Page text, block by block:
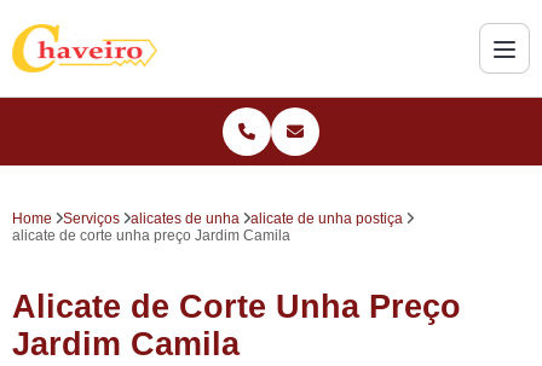
Home Serviços alicates de unha
alicate de unha postiça
alicate de corte unha preço Jardim Camila
Alicate de Corte Unha Preço
Jardim Camila